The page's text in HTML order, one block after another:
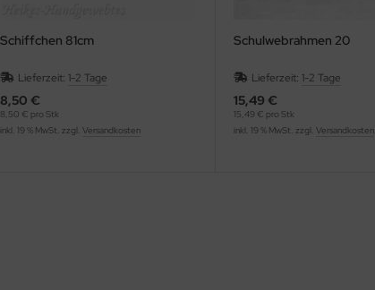
Schiffchen 81cm
Lieferzeit:1-2 Tage
8,50 €
8,50 € pro Stk
inkl. 19 % MwSt. zzgl.Versandkosten
Schulwebrahmen 20
Lieferzeit: 1-2 Tage
15,49 €
15,49 € pro Stk
inkl. 19 % MwSt. zzgl. Versandkosten